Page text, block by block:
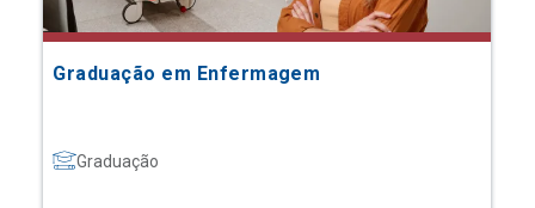
Graduação em Enfermagem
Graduação